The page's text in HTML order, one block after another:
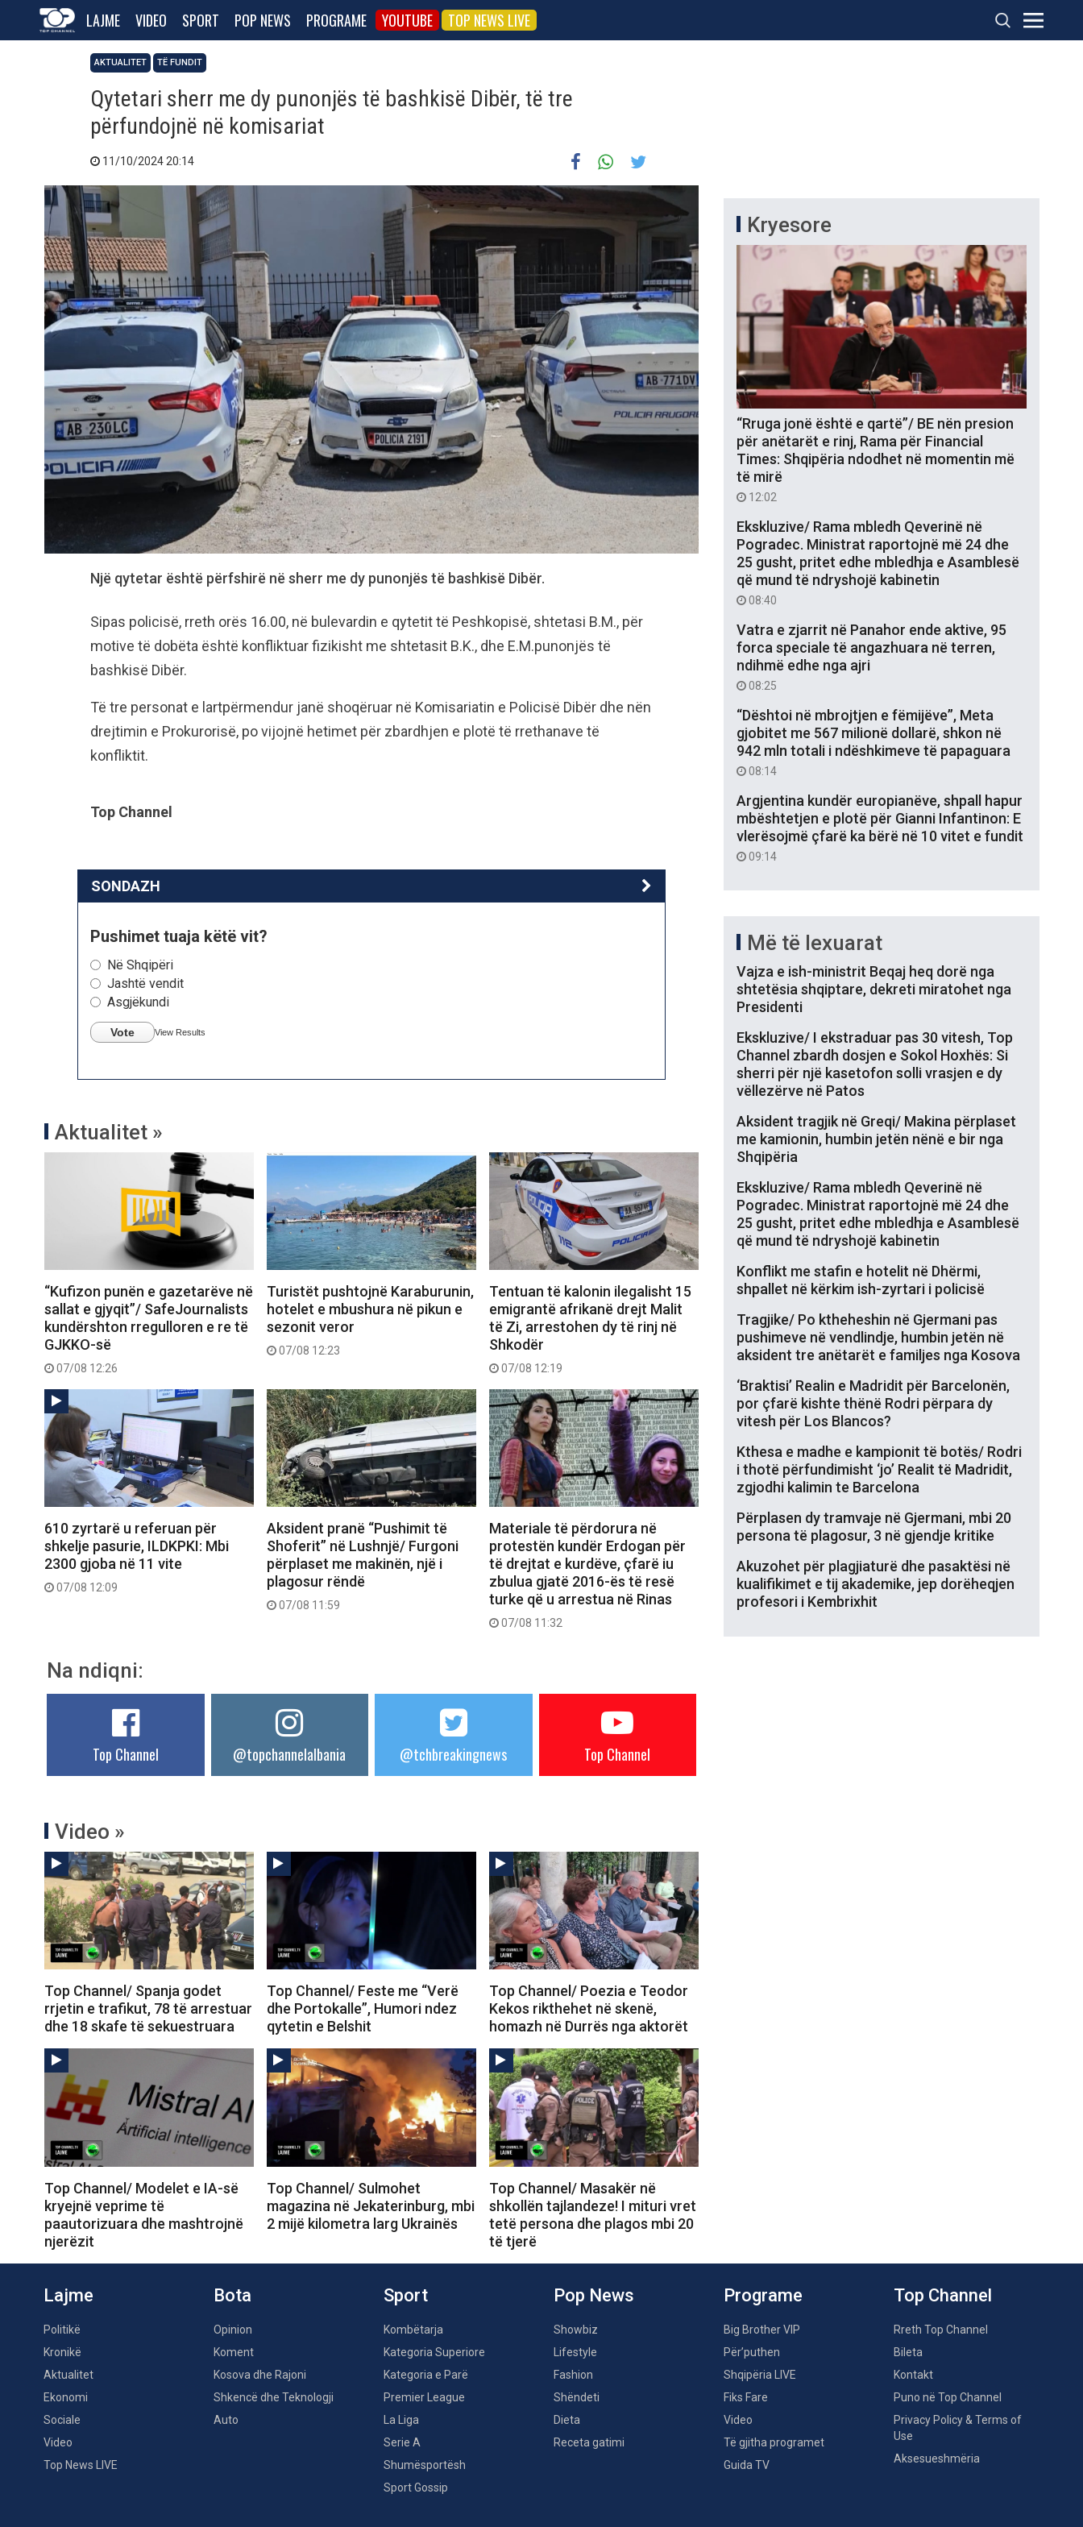
LAJME VIDEO SPORT POP NEWS PROGRAME YOUTUBE TOP NEWS LIVE
AKTUALITET TË FUNDIT
Qytetari sherr me dy punonjës të bashkisë Dibër, të tre
përfundojnë në komisariat
11/10/2024 20:14
Një qytetar është përfshirë në sherr me dy punonjës të bashkisë Dibër.
Sipas policisë, rreth orës 16.00, në bulevardin e qytetit të Peshkopisë, shtetasi B.M., për
motive të dobëta është konfliktuar fizikisht me shtetasit B.K., dhe E.M.punonjës të
bashkisë Dibër.
Të tre personat e lartpërmendur janë shoqëruar në Komisariatin e Policisë Dibër dhe nën
drejtimin e Prokurorisë, po vijojnë hetimet për zbardhjen e plotë të rrethanave të
konfliktit.
Top Channel
SONDAZH
Pushimet tuaja këtë vit?
Në Shqipëri
Jashtë vendit
Asgjëkundi
Vote View Results
Aktualitet »
“Kufizon punën e gazetarëve në
sallat e gjyqit”/ SafeJournalists
kundërshton rregulloren e re të
GJKKO-së
07/08 12:26
Turistët pushtojnë Karaburunin,
hotelet e mbushura në pikun e
sezonit veror
07/08 12:23
Tentuan të kalonin ilegalisht 15
emigrantë afrikanë drejt Malit
të Zi, arrestohen dy të rinj në
Shkodër
07/08 12:19
610 zyrtarë u referuan për
shkelje pasurie, ILDKPKI: Mbi
2300 gjoba në 11 vite
07/08 12:09
Aksident pranë “Pushimit të
Shoferit” në Lushnjë/ Furgoni
përplaset me makinën, një i
plagosur rëndë
07/08 11:59
Materiale të përdorura në
protestën kundër Erdogan për
të drejtat e kurdëve, çfarë iu
zbulua gjatë 2016-ës të resë
turke që u arrestua në Rinas
07/08 11:32
Na ndiqni:
Top Channel @topchannelalbania @tchbreakingnews Top Channel
Video »
Top Channel/ Spanja godet
rrjetin e trafikut, 78 të arrestuar
dhe 18 skafe të sekuestruara
Top Channel/ Feste me “Verë
dhe Portokalle”, Humori ndez
qytetin e Belshit
Top Channel/ Poezia e Teodor
Kekos rikthehet në skenë,
homazh në Durrës nga aktorët
Top Channel/ Modelet e IA-së
kryejnë veprime të
paautorizuara dhe mashtrojnë
njerëzit
Top Channel/ Sulmohet
magazina në Jekaterinburg, mbi
2 mijë kilometra larg Ukrainës
Top Channel/ Masakër në
shkollën tajlandeze! I mituri vret
tetë persona dhe plagos mbi 20
të tjerë
Kryesore
“Rruga jonë është e qartë”/ BE nën presion
për anëtarët e rinj, Rama për Financial
Times: Shqipëria ndodhet në momentin më
të mirë
12:02
Ekskluzive/ Rama mbledh Qeverinë në
Pogradec. Ministrat raportojnë më 24 dhe
25 gusht, pritet edhe mbledhja e Asamblesë
që mund të ndryshojë kabinetin
08:40
Vatra e zjarrit në Panahor ende aktive, 95
forca speciale të angazhuara në terren,
ndihmë edhe nga ajri
08:25
“Dështoi në mbrojtjen e fëmijëve”, Meta
gjobitet me 567 milionë dollarë, shkon në
942 mln totali i ndëshkimeve të papaguara
08:14
Argjentina kundër europianëve, shpall hapur
mbështetjen e plotë për Gianni Infantinon: E
vlerësojmë çfarë ka bërë në 10 vitet e fundit
09:14
Më të lexuarat
Vajza e ish-ministrit Beqaj heq dorë nga
shtetësia shqiptare, dekreti miratohet nga
Presidenti
Ekskluzive/ I ekstraduar pas 30 vitesh, Top
Channel zbardh dosjen e Sokol Hoxhës: Si
sherri për një kasetofon solli vrasjen e dy
vëllezërve në Patos
Aksident tragjik në Greqi/ Makina përplaset
me kamionin, humbin jetën nënë e bir nga
Shqipëria
Ekskluzive/ Rama mbledh Qeverinë në
Pogradec. Ministrat raportojnë më 24 dhe
25 gusht, pritet edhe mbledhja e Asamblesë
që mund të ndryshojë kabinetin
Konflikt me stafin e hotelit në Dhërmi,
shpallet në kërkim ish-zyrtari i policisë
Tragjike/ Po ktheheshin në Gjermani pas
pushimeve në vendlindje, humbin jetën në
aksident tre anëtarët e familjes nga Kosova
‘Braktisi’ Realin e Madridit për Barcelonën,
por çfarë kishte thënë Rodri përpara dy
vitesh për Los Blancos?
Kthesa e madhe e kampionit të botës/ Rodri
i thotë përfundimisht ‘jo’ Realit të Madridit,
zgjodhi kalimin te Barcelona
Përplasen dy tramvaje në Gjermani, mbi 20
persona të plagosur, 3 në gjendje kritike
Akuzohet për plagjiaturë dhe pasaktësi në
kualifikimet e tij akademike, jep dorëheqjen
profesori i Kembrixhit
Lajme
Politikë
Kronikë
Aktualitet
Ekonomi
Sociale
Video
Top News LIVE
Bota
Opinion
Koment
Kosova dhe Rajoni
Shkencë dhe Teknologji
Auto
Sport
Kombëtarja
Kategoria Superiore
Kategoria e Parë
Premier League
La Liga
Serie A
Shumësportësh
Sport Gossip
Pop News
Showbiz
Lifestyle
Fashion
Shëndeti
Dieta
Receta gatimi
Programe
Big Brother VIP
Për’puthen
Shqipëria LIVE
Fiks Fare
Video
Të gjitha programet
Guida TV
Top Channel
Rreth Top Channel
Bileta
Kontakt
Puno në Top Channel
Privacy Policy & Terms of
Use
Aksesueshmëria